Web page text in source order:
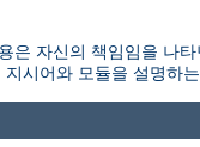
자신의 책임임을 나
시어와 모듈을 설명하